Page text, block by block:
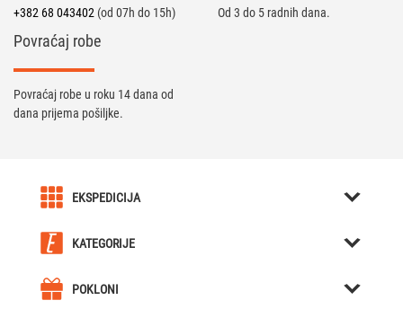
+382 68 043402 (od 07h do 15h) Od 3 do 5 radnih dana.
Povraćaj robe
Povraćaj robe u roku 14 dana od
dana prijema pošiljke.
EKSPEDICIJA
Karijera u Ekspediciji
Uslovi kupovine
KATEGORIJE
Kutije za Satove / Nakit
POKLONI